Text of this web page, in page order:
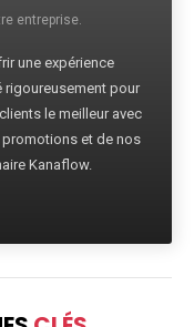
entreprise.
une expérience
rigoureusement pour
le meilleur avec
promotions et de nos
Kanaflow.